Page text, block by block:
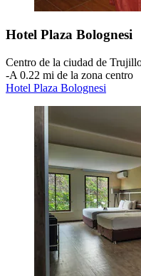
Hotel Plaza Bolognesi
Centro de la ciudad de
‐A 0.22 mi de la zona centro
Hotel Plaza Bolognesi